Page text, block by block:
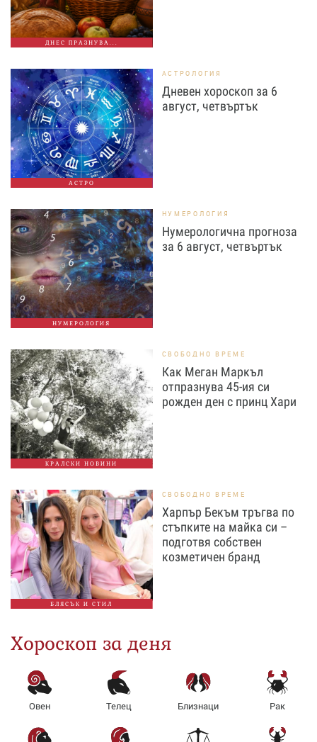
ДНЕС ПРАЗНУВА...
АСТРО
АСТРОЛОГИЯ
Дневен хороскоп за 6
август, четвъртък
НУМЕРОЛОГИЯ
НУМЕРОЛОГИЯ
Нумерологична прогноза
за 6 август, четвъртък
КРАЛСКИ НОВИНИ
СВОБОДНО ВРЕМЕ
Как Меган Маркъл
отпразнува 45-ия си
рожден ден с принц Хари
БЛЯСЪК И СТИЛ
СВОБОДНО ВРЕМЕ
Харпър Бекъм тръгва по
стъпките на майка си –
подготвя собствен
козметичен бранд
Хороскоп за деня
Овен Телец Близнаци Рак